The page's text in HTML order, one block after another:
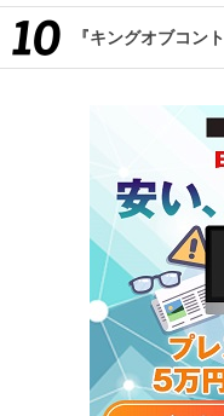
『キングオブコン